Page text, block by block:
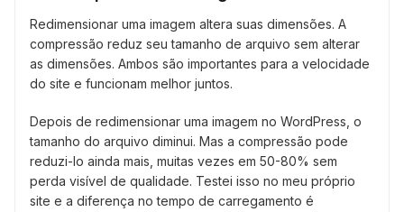
Redimensionar uma imagem altera suas dimensões. A
compressão reduz seu tamanho de arquivo sem alterar
as dimensões. Ambos são importantes para a velocidade
do site e funcionam melhor juntos.
Depois de redimensionar uma imagem no WordPress, o
tamanho do arquivo diminui. Mas a compressão pode
reduzi-lo ainda mais, muitas vezes em 50-80% sem
perda visível de qualidade. Testei isso no meu próprio
site e a diferença no tempo de carregamento é